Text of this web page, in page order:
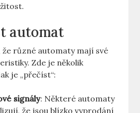
automat
různé automaty mají své
Zde je několik
je „přečíst“:
signály: Některé automaty
že jsou blízko vyprodání